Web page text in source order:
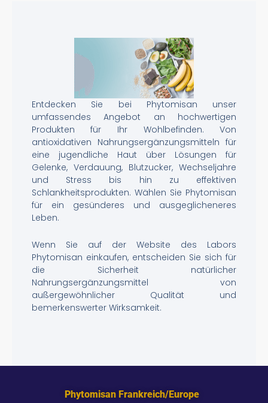
Entdecken Sie bei Phytomisan unser
umfassendes Angebot an hochwertigen
Produkten für Ihr Wohlbefinden. Von
antioxidativen Nahrungsergänzungsmitteln für
eine jugendliche Haut über Lösungen für
Gelenke, Verdauung, Blutzucker, Wechseljahre
und Stress bis hin zu effektiven
Schlankheitsprodukten. Wählen Sie Phytomisan
für ein gesünderes und ausgeglicheneres
Leben.
Wenn Sie auf der Website des Labors
Phytomisan einkaufen, entscheiden Sie sich für
die Sicherheit natürlicher
Nahrungsergänzungsmittel von
außergewöhnlicher Qualität und
bemerkenswerter Wirksamkeit.
Phytomisan Frankreich/Europe